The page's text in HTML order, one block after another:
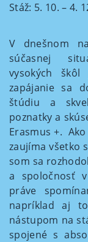
Stáž: 5. 10. – 4.
V dnešnom
súčasnej
vysokých
zapájanie sa
štúdiu a
poznatky a
Erasmus +.
zaujíma všetko
som sa
a spoločnosť
práve
napríklad aj
nástupom na
spojené s